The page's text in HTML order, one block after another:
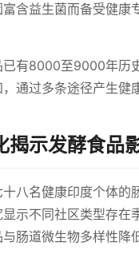
富含益生菌而备受健
有8000至9000年历
通过多条途径产生健
揭示发酵食品
八名健康印度个体
示不同社区类型存
肠道微生物多样性降